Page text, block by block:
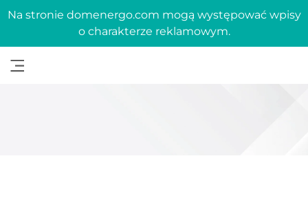
Na stronie domenergo.com mogą występować wpisy
o charakterze reklamowym.